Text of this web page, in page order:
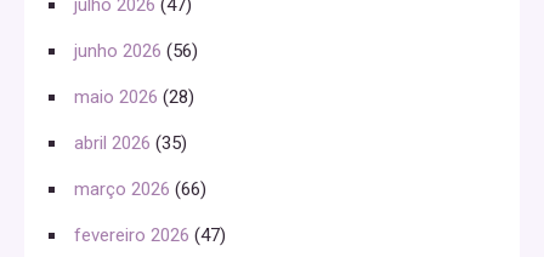
julho 2026 (47)
junho 2026 (56)
maio 2026 (28)
abril 2026 (35)
março 2026 (66)
fevereiro 2026 (47)